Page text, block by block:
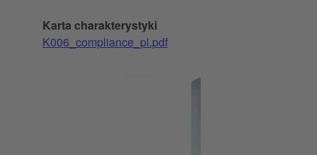
Karta charakterystyki
K006_compliance_pl.pdf